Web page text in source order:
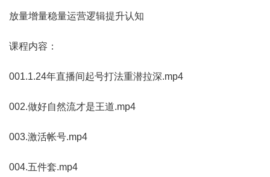
放量增量稳量运营逻辑提升认知
课程内容：
001.1.24年直播间起号打法重潜拉深.mp4
002.做好自然流才是王道.mp4
003.激活帐号.mp4
004.五件套.mp4